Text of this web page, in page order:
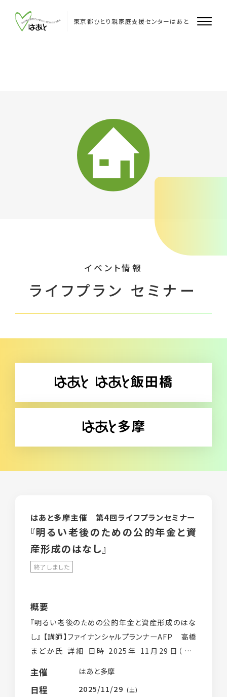
content 東京都ひとり親家庭支援センターはあと
企業・団体のみなさまへ
支援者のみなさまへ
生活相談
職業紹介
ライフプラン セミナー
就業支援講習会
シングルパパの会
離婚前後の親支援講座
相談支援員研修会 （支援者対象）
過去のイベント実績
役立つ情報
メールマガジン
イベント情報
ライフプラン セミナー
はあと多摩主催 第4回ライフプランセミナー
『明るい老後のための公的年金と資
産形成のはなし』
終了しました
概要
『明るい老後のための公的年金と資産形成のはな
し』 【講師】ファイナンシャルプランナーAFP 高橋
まどか氏 詳細 日時 2025年 11月29日（土）
ひとり親の方 […]
主催 はあと多摩
日程 2025/11/29 (土)